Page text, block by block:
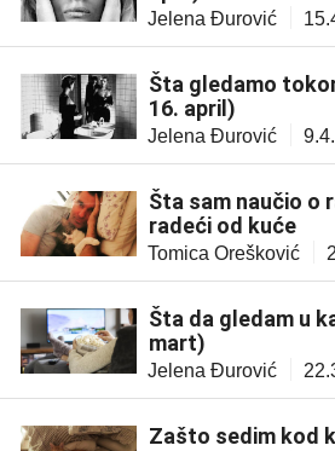
Jelena Đurović
Šta gledamo
16. april)
Jelena Đurović
Šta sam naučio o
radeći od kuće
Tomica Orešković
Šta da gledam u
mart)
Jelena Đurović
Zašto sedim kod